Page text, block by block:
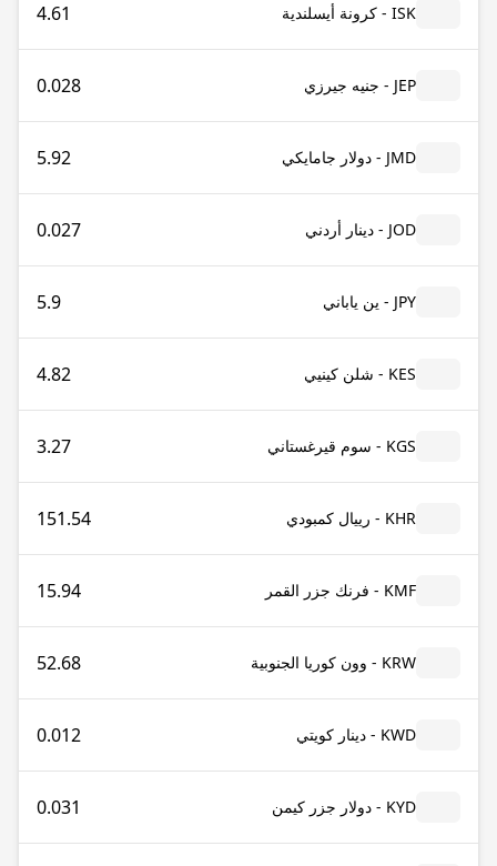
ISK - كرونة أيسلندية 4.61
JEP - جنيه جيرزي 0.028
JMD - دولار جامايكي 5.92
JOD - دينار أردني 0.027
JPY - ين ياباني 5.9
KES - شلن كينيي 4.82
KGS - سوم قيرغستاني 3.27
KHR - رييال كمبودي 151.54
KMF - فرنك جزر القمر 15.94
KRW - وون كوريا الجنوبية 52.68
KWD - دينار كويتي 0.012
KYD - دولار جزر كيمن 0.031